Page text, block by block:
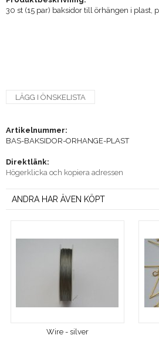
30 st (15 par) baksidor till örhängen i plast,
LÄGG I ÖNSKELISTA
Artikelnummer:
BAS-BAKSIDOR-ORHANGE-PLAST
Direktlänk:
Högerklicka och kopiera adressen
ANDRA HAR ÄVEN KÖPT
Wire - silver